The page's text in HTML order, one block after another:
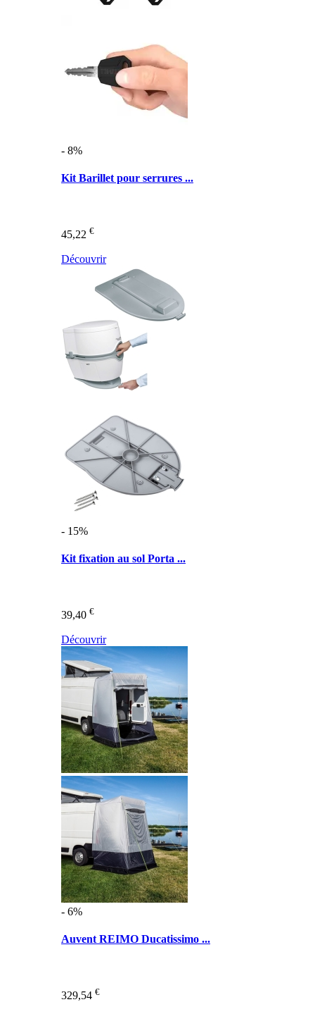
- 8%
Kit Barillet pour serrures ...
45,22 €
Découvrir
- 15%
Kit fixation au sol Porta ...
39,40 €
Découvrir
- 6%
Auvent REIMO Ducatissimo ...
329,54 €